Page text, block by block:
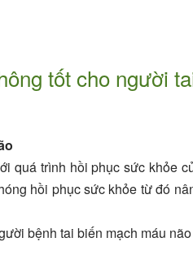
tốt cho người
quá trình hồi phục sức khỏe
hồi phục sức khỏe từ đó
bệnh tai biến mạch máu